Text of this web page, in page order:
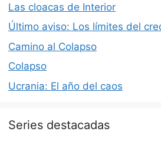
Las cloacas de Interior
Último aviso: Los límites del
Camino al Colapso
Colapso
Ucrania: El año del caos
Series destacadas